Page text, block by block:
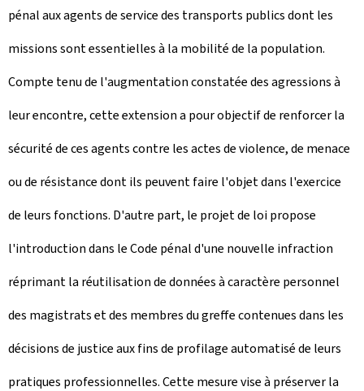
pénal aux agents de service des transports publics dont les
missions sont essentielles à la mobilité de la population.
Compte tenu de l'augmentation constatée des agressions à
leur encontre, cette extension a pour objectif de renforcer la
sécurité de ces agents contre les actes de violence, de menace
ou de résistance dont ils peuvent faire l'objet dans l'exercice
de leurs fonctions. D'autre part, le projet de loi propose
l'introduction dans le Code pénal d'une nouvelle infraction
réprimant la réutilisation de données à caractère personnel
des magistrats et des membres du greffe contenues dans les
décisions de justice aux fins de profilage automatisé de leurs
pratiques professionnelles. Cette mesure vise à préserver la